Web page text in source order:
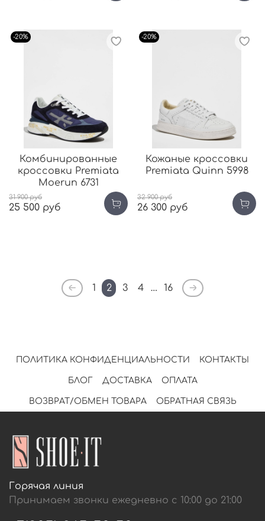
-20%
Комбинированные
кроссовки Premiata
Moerun 6731
31 900 руб
25 500 руб
-20%
Кожаные кроссовки
Premiata Quinn 5998
32 900 руб
26 300 руб
1 2 3 4 … 16
ПОЛИТИКА КОНФИДЕНЦИАЛЬНОСТИ КОНТАКТЫ
БЛОГ ДОСТАВКА ОПЛАТА
ВОЗВРАТ/ОБМЕН ТОВАРА ОБРАТНАЯ СВЯЗЬ
Горячая линия
Принимаем звонки ежедневно с 10:00 до 21:00